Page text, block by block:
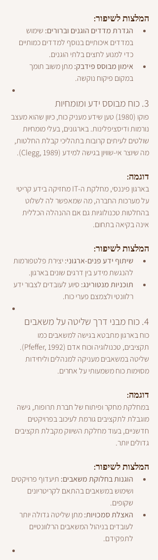
המלצות לשיפור:
הגדרת מדדים הוגנים וברורים: שימוש
במדדים איכותיים בנוסף למדדים כמותיים
כדי למנוע לחצים בלתי הוגנים.
אימון מבוסס פידבק: מתן משוב תומך
במקום פיקוח נוקשה.
3. כוח מבוסס ידע ומומחיות
פוקו (1980) טען שידע מעניק כוח, כיוון שהוא מעצב
נורמות ודיסציפלינות. בארגונים, בעלי מומחיות
שולטים לעיתים קרובות בתהליכי קבלת החלטות,
מה שיוצר אי-שוויון בגישה למידע (Clegg, 1989).
דוגמה:
בארגון פיננסי, מחלקת ה-IT מחזיקה בידע קריטי
על מערכות החברה, מה שמאפשר לה לשלוט
בהחלטות טכנולוגיות גם אם ההנהלה הכללית
אינה בקיאה בתחום.
המלצות לשיפור:
שיתוף ידע פנים-ארגוני: יצירת פלטפורמות
להנגשת מידע בין דרגים שונים בארגון.
תוכניות מנטורינג: סיוע לעובדים לצבור ידע
רלוונטי ולצמצם פערי כוח.
4. כוח מבני דרך שליטה על משאבים
כוח בארגון מתבטא בגישה למשאבים כמו
תקציבים, טכנולוגיה וכוח אדם (Pfeffer, 1992).
שליטה במשאבים מעניקה למנהלים וליחידות
מסוימות כוח משמעותי על אחרים.
דוגמה:
במחלקת מחקר ופיתוח של חברת תרופות, גישה
מוגבלת לתקציבים גורמת לעיכוב בפרויקטים
חדשניים, בעוד מחלקת השיווק מקבלת תקציבים
גדולים יותר.
המלצות לשיפור:
הוגנות בחלוקת משאבים: תיעדוף פרויקטים
ושימוש במשאבים בהתאם לקריטריונים
שקופים.
האצלת סמכויות: מתן שליטה גדולה יותר
לעובדים בניהול המשאבים הרלוונטיים
לתפקידם.